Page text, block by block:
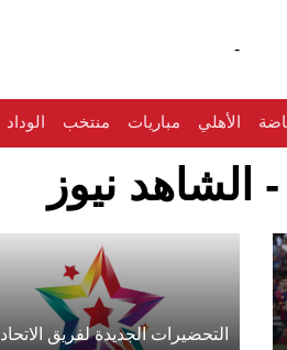
-
الأهلي مباريات منتخب الوداد
نيوز
التحضيرات الجديدة لفريق الاتحاد